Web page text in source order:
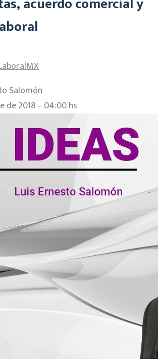
Salomón
de 2018 – 04:00 hs